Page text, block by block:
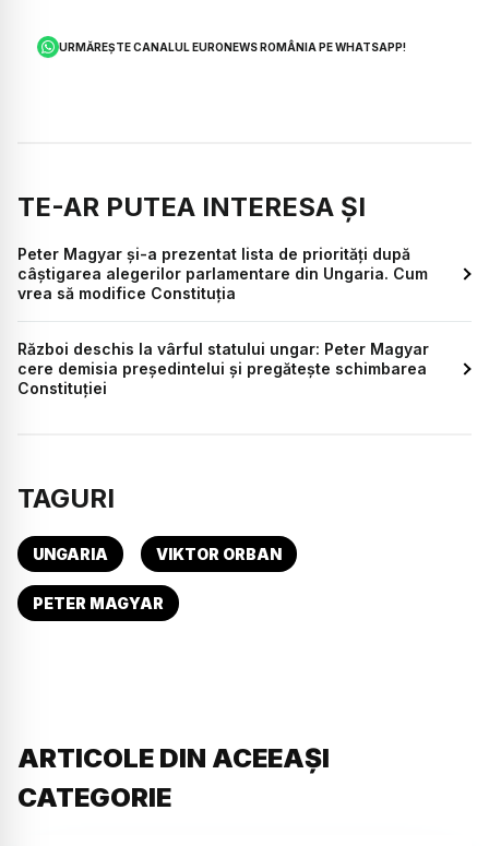
URMĂREȘTE CANALUL EURONEWS ROMÂNIA PE WHATSAPP!
TE-AR PUTEA INTERESA ȘI
Peter Magyar și-a prezentat lista de priorități după
câștigarea alegerilor parlamentare din Ungaria. Cum
vrea să modifice Constituția
Război deschis la vârful statului ungar: Peter Magyar
cere demisia președintelui și pregătește schimbarea
Constituției
TAGURI
UNGARIA VIKTOR ORBAN
PETER MAGYAR
ARTICOLE DIN ACEEAȘI
CATEGORIE